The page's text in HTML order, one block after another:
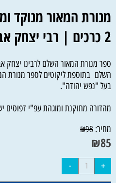
מנורת המאור מנוקד
2 כרכים | רבי יצחק אבוהב
ספר מנורת המאור השלם לרבינו יצחק
השלם בתוספת ליקוטים לספר מנורת
בעל "נפש יהודה".
מהדורה מתוקנת ומוגהת עפ"י דפוסים
מחיר:
₪98
₪85